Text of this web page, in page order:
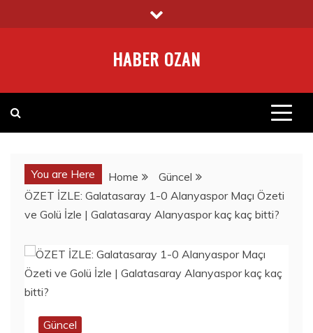
to
HABER OZAN
You are Here Home
Güncel
ÖZET İZLE: Galatasaray 1-0 Alanyaspor Maçı Özeti
ve Golü İzle | Galatasaray Alanyaspor kaç kaç bitti?
Güncel